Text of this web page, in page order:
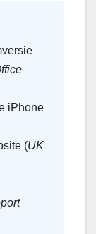
iPhone
(UK